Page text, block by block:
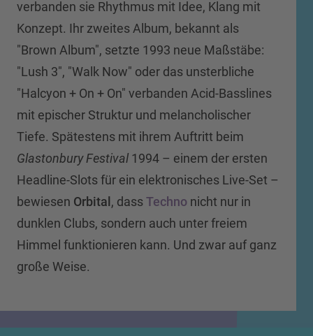
verbanden sie Rhythmus mit Idee, Klang mit
Konzept. Ihr zweites Album, bekannt als
"Brown Album", setzte 1993 neue Maßstäbe:
"Lush 3", "Walk Now" oder das unsterbliche
"Halcyon + On + On" verbanden Acid-Basslines
mit epischer Struktur und melancholischer
Tiefe. Spätestens mit ihrem Auftritt beim
Glastonbury Festival 1994 – einem der ersten
Headline-Slots für ein elektronisches Live-Set –
bewiesen Orbital , dassTechno nicht nur in
dunklen Clubs, sondern auch unter freiem
Himmel funktionieren kann. Und zwar auf ganz
große Weise.